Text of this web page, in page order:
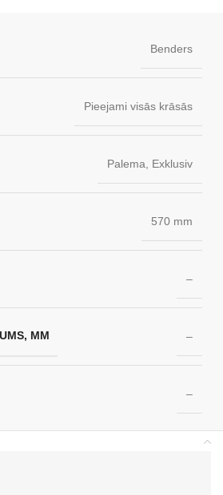
Benders
Pieejami visās krāsās
Palema Exklusiv
570 mm
–
MM –
–